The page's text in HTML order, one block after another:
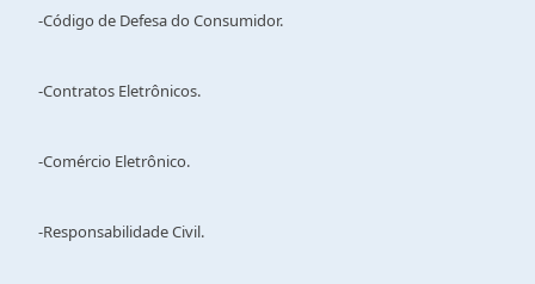
-Código de Defesa do Consumidor.
-Contratos Eletrônicos.
-Comércio Eletrônico.
-Responsabilidade Civil.